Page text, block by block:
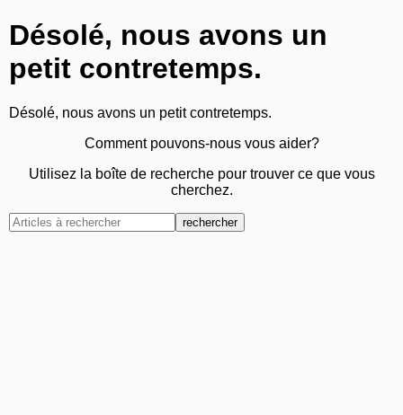
Désolé, nous avons un
petit contretemps.
Désolé, nous avons un petit contretemps.
Comment pouvons-nous vous aider?
Utilisez la boîte de recherche pour trouver ce que vous
cherchez.
rechercher